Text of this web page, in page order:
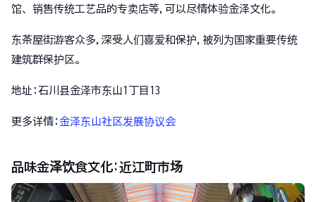
馆、销售传统工艺品的专卖店等,可以尽情体验金泽文化。
东茶屋街游客众多,深受人们喜爱和保护,被列为国家重要传统
建筑群保护区。
地址:石川县金泽市东山1丁目13
更多详情: 金泽东山社区发展协议会
品味金泽饮食文化:近江町市场